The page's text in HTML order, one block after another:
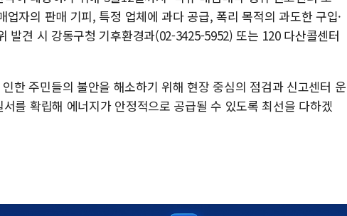
자의 판매 기피, 특정 업체에 과다 공급, 폭리 목적의 과도한 구입·
발견 시 강동구청 기후환경과(02-3425-5952) 또는 120 다산콜센터
한 주민들의 불안을 해소하기 위해 현장 중심의 점검과 신고센터 운
를 확립해 에너지가 안정적으로 공급될 수 있도록 최선을 다하겠